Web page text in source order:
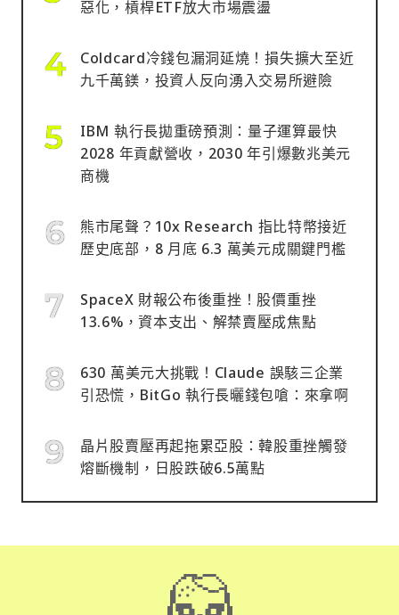
惡化，槓桿ETF放大市場震盪
Coldcard冷錢包漏洞延燒！損失擴大至近
九千萬鎂，投資人反向湧入交易所避險
IBM 執行長拋重磅預測：量子運算最快
2028 年貢獻營收，2030 年引爆數兆美元
商機
熊市尾聲？10x Research 指比特幣接近
歷史底部，8 月底 6.3 萬美元成關鍵門檻
SpaceX 財報公布後重挫！股價重挫
13.6%，資本支出、解禁賣壓成焦點
630 萬美元大挑戰！Claude 誤駭三企業
引恐慌，BitGo 執行長曬錢包嗆：來拿啊
晶片股賣壓再起拖累亞股：韓股重挫觸發
熔斷機制，日股跌破6.5萬點